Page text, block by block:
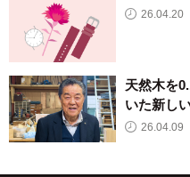
26.04.20
天然木を
いた新し
26.04.09